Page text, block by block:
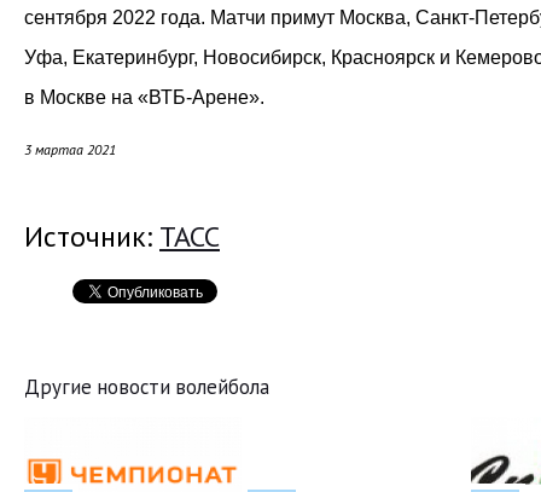
сентября 2022 года. Матчи примут Москва, Санкт-
Уфа, Екатеринбург, Новосибирск, Красноярск и
в Москве на «ВТБ-Арене».
3 мартаа 2021
Источник: ТАСС
Другие новости волейбола